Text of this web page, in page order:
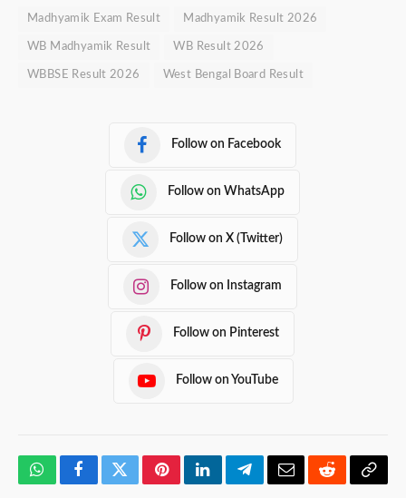
Madhyamik Exam Result Madhyamik Result 2026
WB Madhyamik Result WB Result 2026
WBBSE Result 2026 West Bengal Board Result
Follow on Facebook
Follow on WhatsApp
Follow on X (Twitter)
Follow on Instagram
Follow on Pinterest
Follow on YouTube
WhatsAppFacebookTwitterPinterestLinkedInTelegramEmailRedditCopy